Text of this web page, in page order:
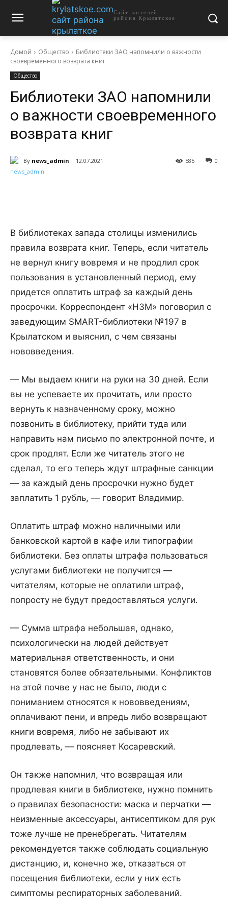
Сайт жителей
района Крылатское
Домой Общество
Библиотеки ЗАО напомнили о важности
своевременного возврата книг
Общество
Библиотеки ЗАО напомнили
о важности своевременного
возврата книг
By news_admin 12.07.2021 0
585
В библиотеках запада столицы изменились
правила возврата книг. Теперь, если читатель
не вернул книгу вовремя и не продлил срок
пользования в установленный период, ему
придется оплатить штраф за каждый день
просрочки. Корреспондент «НЗМ» поговорил с
заведующим SMART-библиотеки №197 в
Крылатском и выяснил, с чем связаны
нововведения.
— Мы выдаем книги на руки на 30 дней. Если
вы не успеваете их прочитать, или просто
вернуть к назначенному сроку, можно
позвонить в библиотеку, прийти туда или
направить нам письмо по электронной почте, и
срок продлят. Если же читатель этого не
сделал, то его теперь ждут штрафные санкции
— за каждый день просрочки нужно будет
заплатить 1 рубль, — говорит Владимир.
Оплатить штраф можно наличными или
банковской картой в кафе или типографии
библиотеки. Без оплаты штрафа пользоваться
услугами библиотеки не получится —
читателям, которые не оплатили штраф,
попросту не будут предоставляться услуги.
— Сумма штрафа небольшая, однако,
психологически на людей действует
материальная ответственность, и они
становятся более обязательными. Конфликтов
на этой почве у нас не было, люди с
пониманием относятся к нововведениям,
оплачивают пени, и впредь либо возвращают
книги вовремя, либо не забывают их
продлевать, — поясняет Косаревский.
Он также напомнил, что возвращая или
продлевая книги в библиотеке, нужно помнить
о правилах безопасности: маска и перчатки —
неизменные аксессуары, антисептиком для рук
тоже лучше не пренебрегать. Читателям
рекомендуется также соблюдать социальную
дистанцию, и, конечно же, отказаться от
посещения библиотеки, если у них есть
симптомы респираторных заболеваний.